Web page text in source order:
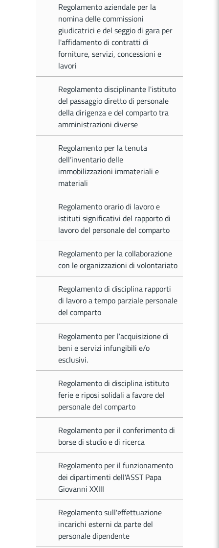
Regolamento aziendale per la
nomina delle commissioni
giudicatrici e del seggio di gara per
l'affidamento di contratti di
forniture, servizi, concessioni e
lavori
Regolamento disciplinante l'istituto
del passaggio diretto di personale
della dirigenza e del comparto tra
amministrazioni diverse
Regolamento per la tenuta
dell’inventario delle
immobilizzazioni immateriali e
materiali
Regolamento orario di lavoro e
istituti significativi del rapporto di
lavoro del personale del comparto
Regolamento per la collaborazione
con le organizzazioni di volontariato
Regolamento di disciplina rapporti
di lavoro a tempo parziale personale
del comparto
Regolamento per l’acquisizione di
beni e servizi infungibili e/o
esclusivi.
Regolamento di disciplina istituto
ferie e riposi solidali a favore del
personale del comparto
Regolamento per il conferimento di
borse di studio e di ricerca
Regolamento per il funzionamento
dei dipartimenti dell'ASST Papa
Giovanni XXIII
Regolamento sull'effettuazione
incarichi esterni da parte del
personale dipendente